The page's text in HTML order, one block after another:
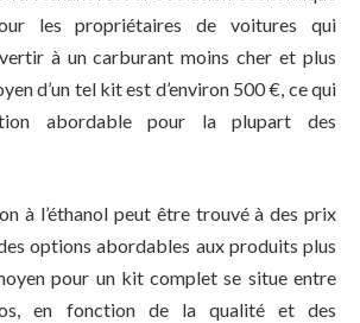
les propriétaires de voitures qui
à un carburant moins cher et plus
d’un tel kit est d’environ 500 €, ce qui
abordable pour la plupart des
à l’éthanol peut être trouvé à des prix
options abordables aux produits plus
pour un kit complet se situe entre
en fonction de la qualité et des